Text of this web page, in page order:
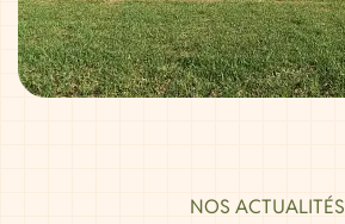
NOS ACTUALITÉS